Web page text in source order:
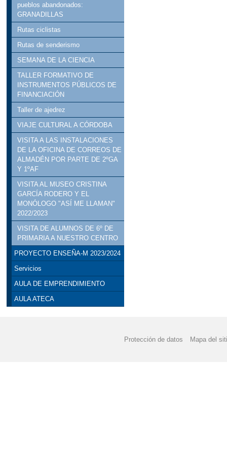
pueblos abandonados:
GRANADILLAS
Rutas ciclistas
Rutas de senderismo
SEMANA DE LA CIENCIA
TALLER FORMATIVO DE
INSTRUMENTOS PÚBLICOS DE
FINANCIACIÓN
Taller de ajedrez
VIAJE CULTURAL A CÓRDOBA
VISITA A LAS INSTALACIONES
DE LA OFICINA DE CORREOS DE
ALMADÉN POR PARTE DE 2ºGA
Y 1ºAF
VISITA AL MUSEO CRISTINA
GARCÍA RODERO Y EL
MONÓLOGO "ASÍ ME LLAMAN"
2022/2023
VISITA DE ALUMNOS DE 6º DE
PRIMARIA A NUESTRO CENTRO
PROYECTO ENSEÑA-M 2023/2024
Servicios
AULA DE EMPRENDIMIENTO
AULA ATECA
Protección de datos Mapa del